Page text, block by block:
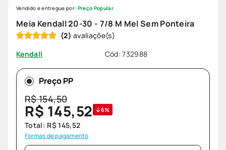
Meia Kendall 20-30 - 7/8 M Mel Sem Ponteira
(2)
Kendall
Cód:732988
Vendido e entregue por: Preço Popular
Preço PP
R$154,50
R$ 145,52 6%
Total: R$ 145,52
Formas de pagamento